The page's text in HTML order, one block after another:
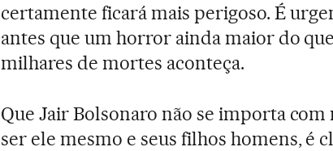
certamente ficará mais perigoso. É
antes que um horror ainda maior do
milhares de mortes aconteça.
Que Jair Bolsonaro não se importa com
ser ele mesmo e seus filhos homens, é